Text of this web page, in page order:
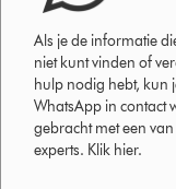
Als je de informatie
niet kunt vinden of
hulp nodig hebt, kun
WhatsApp in contact
gebracht met een
experts. Klik hier.